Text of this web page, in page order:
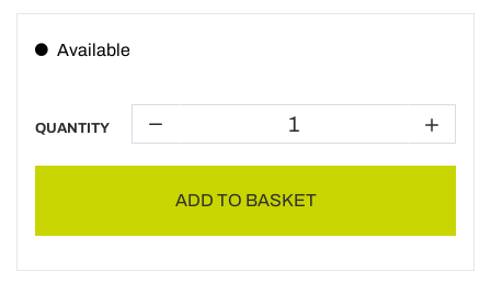
Available
QUANTITY
ADD TO BASKET